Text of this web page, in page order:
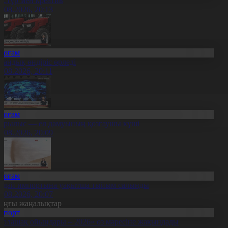
20:13
өндіріс өрледі
20:11
— ел дамуының қозғаушы күші
20:09
импортына уақытша тыйым салынды
20:07
жаңалықтар
ойындары – 2026» өз мәресіне жақындады